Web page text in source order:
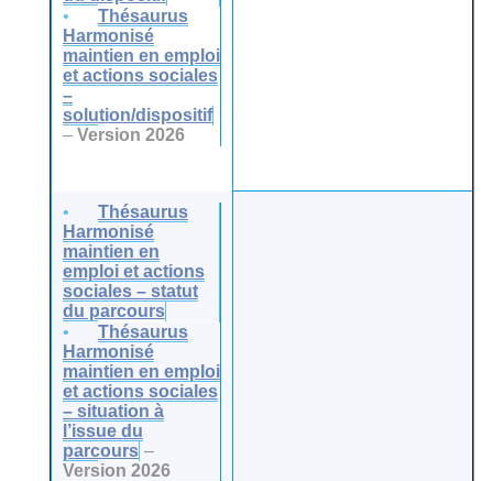
Thésaurus
Harmonisé
maintien en emploi
et actions sociales
–
solution/dispositif
– Version 2026
Thésaurus
Harmonisé
maintien en
emploi et actions
sociales – statut
du parcours
Thésaurus
Harmonisé
maintien en emploi
et actions sociales
– situation à
l’issue du
parcours –
Version 2026